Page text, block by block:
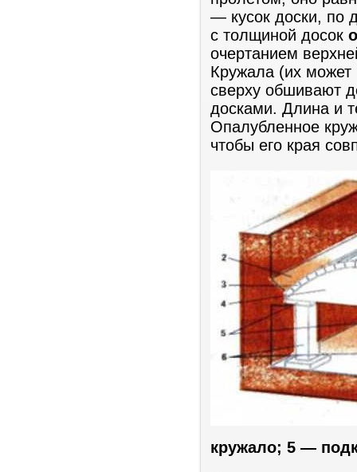
— кусок доски, по
с толщиной досок
очертанием
Кружала (их
сверху обшивают
досками. Длина и
Опалубленное
чтобы его края
кружало; 5 —